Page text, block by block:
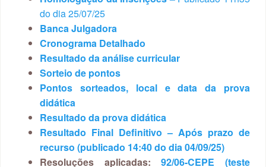
do dia 25/07/25
Banca Julgadora
Cronograma Detalhado
Resultado da análise curricular
Sorteio de pontos
Pontos sorteados, local e data da prova
didática
Resultado da prova didática
Resultado Final Definitivo – Após prazo de
recurso (publicado 14:40 do dia 04/09/25)
Resoluções aplicadas: 92/06-CEPE (teste